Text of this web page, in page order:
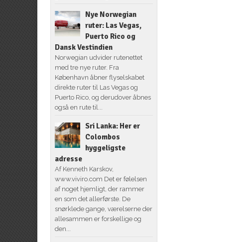
Nye Norwegian
ruter: Las Vegas,
Puerto Rico og
Dansk Vestindien
Norwegian udvider rutenettet
med tre nye ruter. Fra
København åbner flyselskabet
direkte ruter til Las Vegas og
Puerto Rico, og derudover åbnes
også en rute til...
Sri Lanka: Her er
Colombos
hyggeligste
adresse
Af Kenneth Karskov,
www.viviro.com Det er følelsen
af noget hjemligt, der rammer
en som det allerførste. De
snørklede gange, værelserne der
allesammen er forskellige og
den...